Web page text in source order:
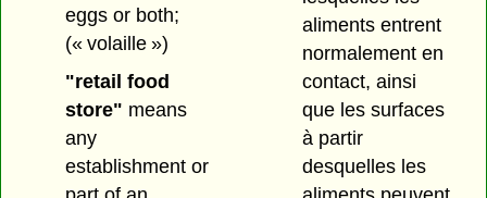
eggs or both;
(« volaille »)
"retail food
store" means
any
establishment or
aliments entrent
normalement en
contact, ainsi
que les surfaces
à partir
desquelles les